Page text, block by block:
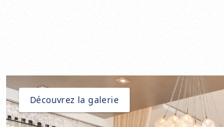
Découvrez la galerie